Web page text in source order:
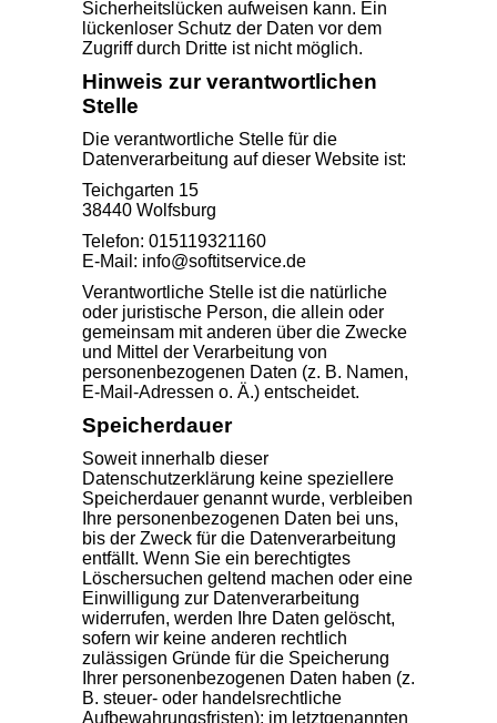
Sicherheitslücken aufweisen kann. Ein
lückenloser Schutz der Daten vor dem
Zugriff durch Dritte ist nicht möglich.
Hinweis zur verantwortlichen
Stelle
Die verantwortliche Stelle für die
Datenverarbeitung auf dieser Website ist:
Teichgarten 15
38440 Wolfsburg
Telefon: 015119321160
E-Mail: info@softitservice.de
Verantwortliche Stelle ist die natürliche
oder juristische Person, die allein oder
gemeinsam mit anderen über die Zwecke
und Mittel der Verarbeitung von
personenbezogenen Daten (z. B. Namen,
E-Mail-Adressen o. Ä.) entscheidet.
Speicherdauer
Soweit innerhalb dieser
Datenschutzerklärung keine speziellere
Speicherdauer genannt wurde, verbleiben
Ihre personenbezogenen Daten bei uns,
bis der Zweck für die Datenverarbeitung
entfällt. Wenn Sie ein berechtigtes
Löschersuchen geltend machen oder eine
Einwilligung zur Datenverarbeitung
widerrufen, werden Ihre Daten gelöscht,
sofern wir keine anderen rechtlich
zulässigen Gründe für die Speicherung
Ihrer personenbezogenen Daten haben (z.
B. steuer- oder handelsrechtliche
Aufbewahrungsfristen); im letztgenannten